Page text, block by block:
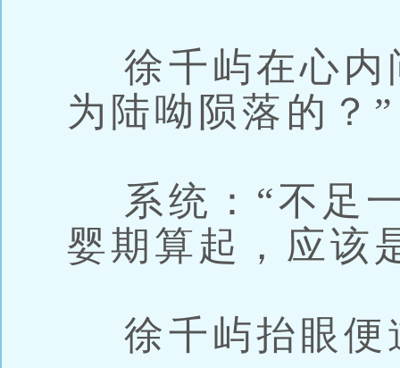
徐千屿在心内
为陆呦陨落的？”
系统：“不足
婴期算起，应该
徐千屿抬眼便